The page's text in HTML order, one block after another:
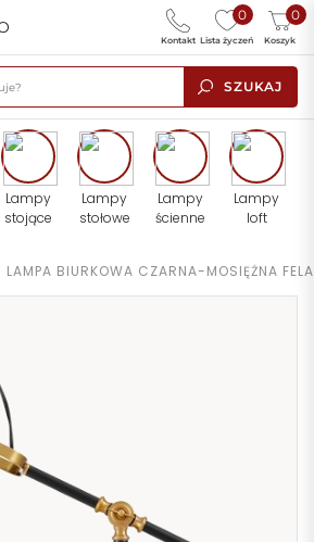
SZUKAJ
0
Lista życzeń
0
Koszyk
Kontakt
Lampy
stojące
Lampy
stołowe
Lampy
ścienne
Lampy
loft
LAMPA BIURKOWA CZARNA-MOSIĘŻNA FELA